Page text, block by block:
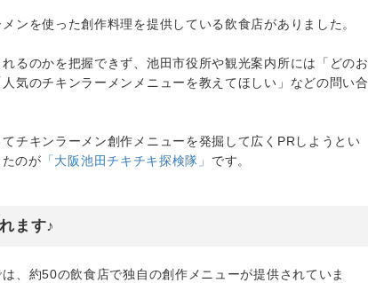
ンを使った創作料理を提供している飲食店がありました。
るのかを把握できず、池田市役所や観光案内所には「どのお
気のチキンラーメンメニューを教えてほしい」などの問い合
チキンラーメン創作メニューを発掘して広くPRしようとい
のが 「大阪池田チキチキ探検隊」 です。
ます♪
、約50の飲食店で独自の創作メニューが提供されていま